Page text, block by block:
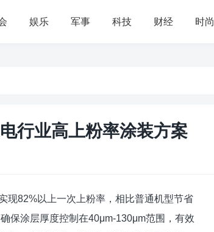
娱乐 军事 科技 财经 时尚
行业高上粉率涂装方案
现82%以上一次上粉率，相比普通机型节省
保涂层厚度控制在40μm-130μm范围，有效